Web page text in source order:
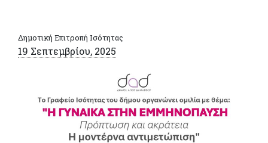
Δημοτική Επιτροπή Ισότητας
19 Σεπτεμβρίου, 2025